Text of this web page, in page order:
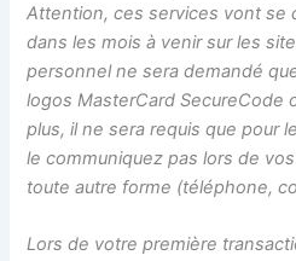
Attention, ces services vont se
dans les mois à venir sur les
personnel ne sera demandé
logos MasterCard SecureCode
plus, il ne sera requis que pour
le communiquez pas lors de
toute autre forme (téléphone,
Lors de votre première